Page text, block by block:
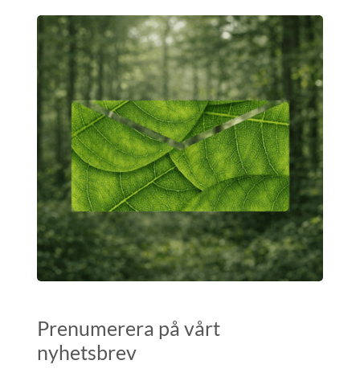
Prenumerera på vårt
nyhetsbrev